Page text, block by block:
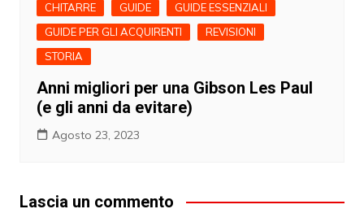
CHITARRE GUIDE
GUIDE ESSENZIALI
GUIDE PER GLI ACQUIRENTI
REVISIONI
STORIA
Anni migliori per una Gibson Les Paul
(e gli anni da evitare)
Agosto 23, 2023
Lascia un commento